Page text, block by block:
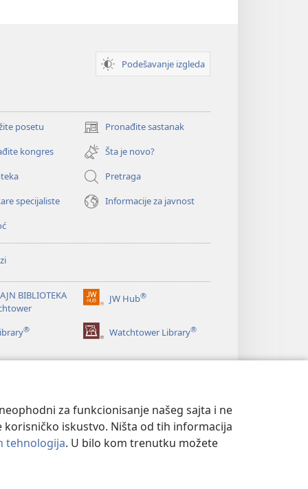
za funkcionisanje našeg sajta i ne
iskustvo. Ništa od tih informacija
tehnologija. U bilo kom trenutku možete
Podešavanje izgleda
posetu Pronađite sastanak
(otvara
novi
prozor)
kongres
Šta je novo?
Pretraga
specijaliste
Informacije za javnost
BIBLIOTEKA
JW Hub®
(otvara
prozor)
® Watchtower Library®